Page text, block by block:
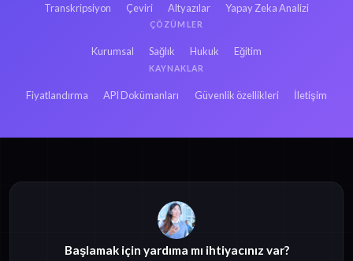
Transkripsiyon Çeviri Altyazılar Yapay Zeka Analizi
ÇÖZÜMLER
Kurumsal Sağlık Hukuk Eğitim
KAYNAKLAR
Fiyatlandırma API Dokümanları Güvenlik özellikleri İletişim
Başlamak için yardıma mı ihtiyacınız var?